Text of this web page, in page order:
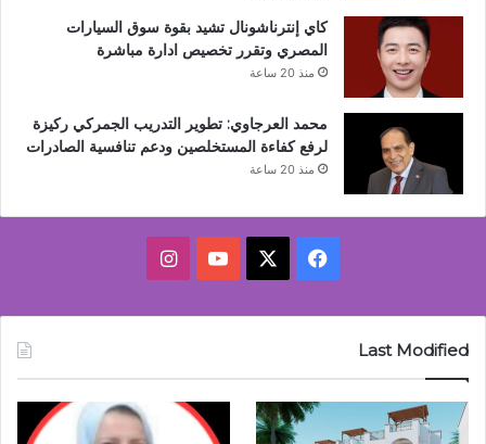
كاي إنترناشونال تشيد بقوة سوق السيارات
المصري وتقرر تخصيص ادارة مباشرة
منذ 20 ساعة
محمد العرجاوي: تطوير التدريب الجمركي ركيزة
لرفع كفاءة المستخلصين ودعم تنافسية الصادرات
منذ 20 ساعة
فيسبوك ‫YouTubeانستقرام
Last Modified